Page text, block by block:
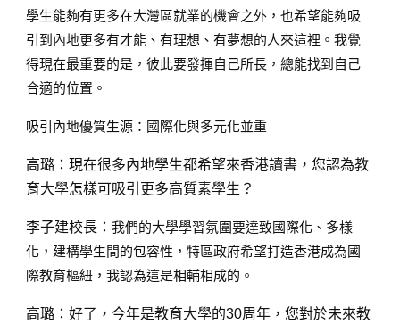
學生能夠有更多在大灣區就業的機會之外，也希望能夠吸
引到內地更多有才能、有理想、有夢想的人來這裡。我覺
得現在最重要的是，彼此要發揮自己所長，總能找到自己
合適的位置。
吸引內地優質生源：國際化與多元化並重
高璐：現在很多內地學生都希望來香港讀書，您認為教
育大學怎樣可吸引更多高質素學生？
李子建校長：我們的大學學習氛圍要達致國際化、多樣
化，建構學生間的包容性，特區政府希望打造香港成為國
際教育樞紐，我認為這是相輔相成的。
高璐：好了，今年是教育大學的30周年，您對於未來教